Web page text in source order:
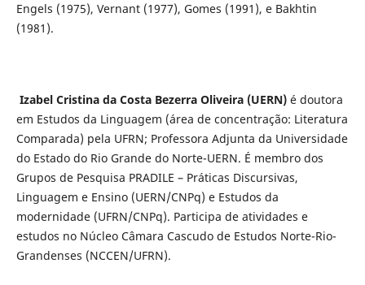
Engels (1975), Vernant (1977), Gomes (1991), e Bakhtin
(1981).
Izabel Cristina da Costa Bezerra Oliveira (UERN)é doutora
em Estudos da Linguagem (área de concentração: Literatura
Comparada) pela UFRN; Professora Adjunta da Universidade
do Estado do Rio Grande do Norte-UERN. É membro dos
Grupos de Pesquisa PRADILE – Práticas Discursivas,
Linguagem e Ensino (UERN/CNPq) e Estudos da
modernidade (UFRN/CNPq). Participa de atividades e
estudos no Núcleo Câmara Cascudo de Estudos Norte-Rio-
Grandenses (NCCEN/UFRN).